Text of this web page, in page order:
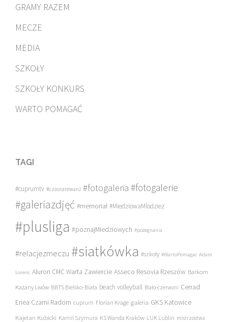
GRAMY RAZEM
MECZE
MEDIA
SZKOŁY
SZKOŁY KONKURS
WARTO POMAGAĆ
TAGI
#cuprumtv #czasnarewanż #fotogaleria #fotogalerie
#galeriazdjęć #memoriał #MiedziowaMlodziez
#plusliga #poznajMiedziowych #pożegnania
#relacjezmeczu #siatkówka #szkoły #WartoPomagac Adam
Lorenc Aluron CMC Warta Zawiercie Asseco Resovia Rzeszów Barkom
Każany Lwów BBTS Bielsko-Biała beach volleyball Biało-czerwoni Cerrad
Enea Czarni Radom cuprum Florian Krage galeria GKS Katowice
Kajetan Kubicki Kamil Szymura KS Wanda Kraków LUK Lublin mistrzostwa